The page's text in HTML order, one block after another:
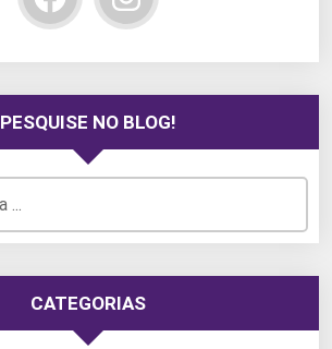
PESQUISE NO BLOG!
CATEGORIAS